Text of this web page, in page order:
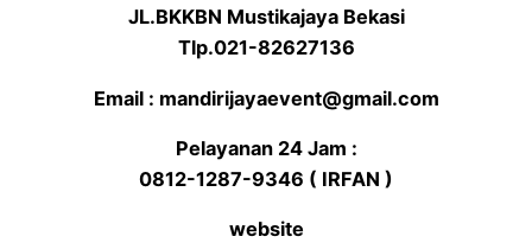
JL.BKKBN Mustikajaya Bekasi
Tlp.021-82627136
Email : mandirijayaevent@gmail.com
Pelayanan 24 Jam :
0812-1287-9346 ( IRFAN )
website